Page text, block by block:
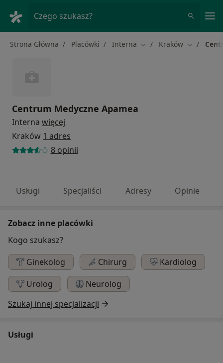
Czego szukasz?
Strona Główna Placówki Interna Zmień miasto
Kraków Zmień
Centrum Medyczne Apamea
Interna więcej
Kraków 1 adres
8 opinii
Usługi Specjaliści Adresy Opinie
Zobacz inne placówki
Kogo szukasz?
Ginekolog
Chirurg
Kardiolog
Urolog
Neurolog
Szukaj innej specjalizacji
Usługi